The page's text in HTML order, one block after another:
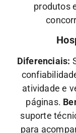
produtos
Diferenciais:
atividade e
páginas.
suporte
para